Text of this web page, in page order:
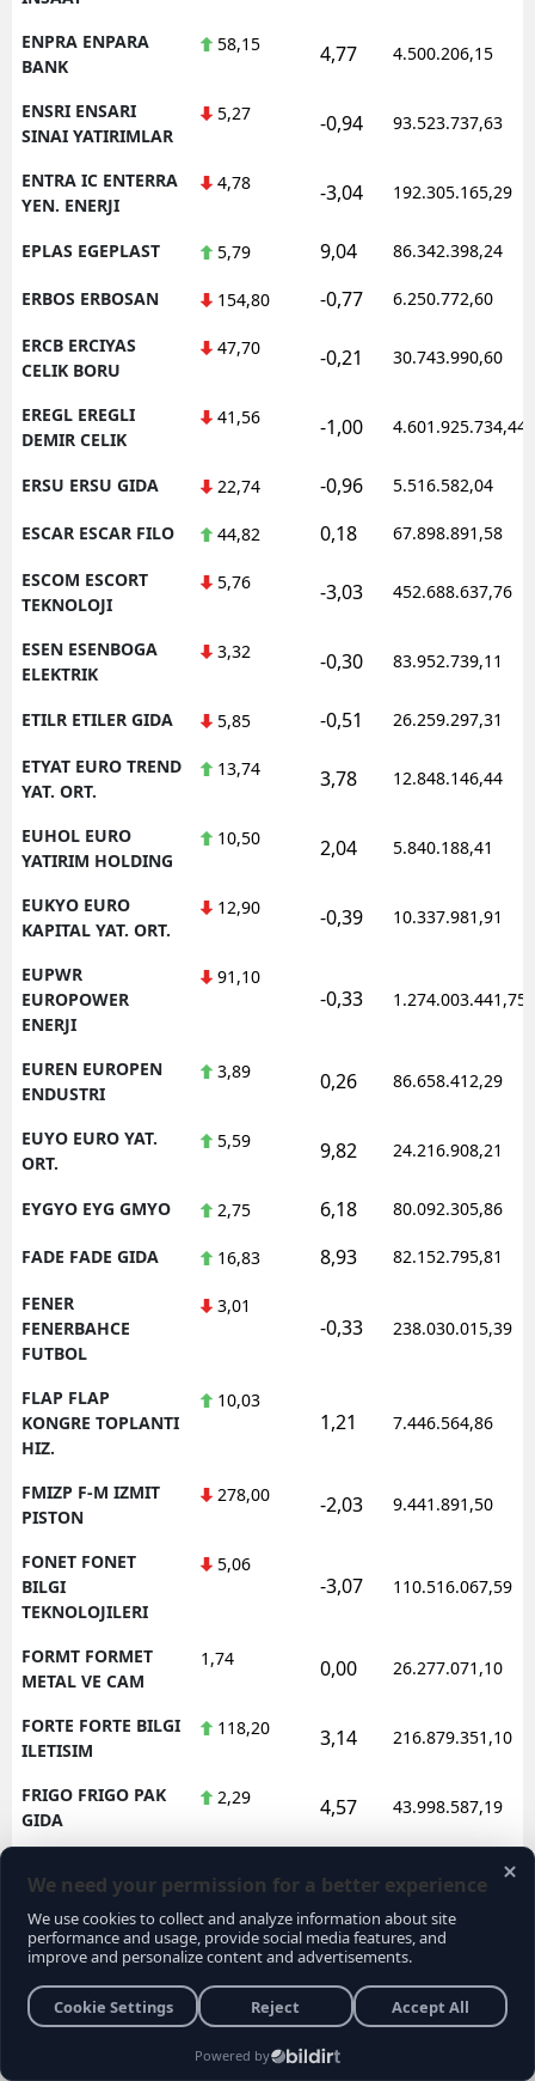
ENPRA ENPARA
BANK
58,15 4,77 4.500.206,15
ENSRI ENSARI
SINAI YATIRIMLAR
5,27 -0,94 93.523.737,63
ENTRA IC ENTERRA
YEN. ENERJI
4,78 -3,04 192.305.165,29
EPLAS EGEPLAST 5,79 9,04 86.342.398,24
ERBOS ERBOSAN 154,80 -0,77 6.250.772,60
ERCB ERCIYAS
CELIK BORU
47,70 -0,21 30.743.990,60
EREGL EREGLI
DEMIR CELIK
41,56 -1,00 4.601.925.734,44
ERSU ERSU GIDA 22,74 -0,96 5.516.582,04
ESCAR ESCAR FILO 44,82 0,18 67.898.891,58
ESCOM ESCORT
TEKNOLOJI
5,76 -3,03 452.688.637,76
ESEN ESENBOGA
ELEKTRIK
3,32 -0,30 83.952.739,11
ETILR ETILER GIDA 5,85 -0,51 26.259.297,31
ETYAT EURO TREND
YAT. ORT.
13,74 3,78 12.848.146,44
EUHOL EURO
YATIRIM HOLDING
10,50 2,04 5.840.188,41
EUKYO EURO
KAPITAL YAT. ORT.
12,90 -0,39 10.337.981,91
EUPWR
EUROPOWER
ENERJI
91,10
-0,33 1.274.003.441,75
EUREN EUROPEN
ENDUSTRI
3,89 0,26 86.658.412,29
EUYO EURO YAT.
ORT.
5,59 9,82 24.216.908,21
EYGYO EYG GMYO 2,75 6,18 80.092.305,86
FADE FADE GIDA 16,83 8,93 82.152.795,81
FENER
FENERBAHCE
FUTBOL
3,01
-0,33 238.030.015,39
FLAP FLAP
KONGRE TOPLANTI
HIZ.
10,03
1,21 7.446.564,86
FMIZP F-M IZMIT
PISTON
278,00 -2,03 9.441.891,50
FONET FONET
BILGI
TEKNOLOJILERI
5,06
-3,07 110.516.067,59
FORMT FORMET
METAL VE CAM
1,74 0,00 26.277.071,10
FORTE FORTE BILGI
ILETISIM
118,20 3,14 216.879.351,10
FRIGO FRIGO PAK
GIDA
2,29 4,57 43.998.587,19
PLASTIK VE METAL
1,44 134.044.839,52
FROTO FORD
OTOSAN
78,60 -2,30 2.106.175.039,55
FZLGY FUZUL
GMYO
10,84 -1,45 152.707.172,43